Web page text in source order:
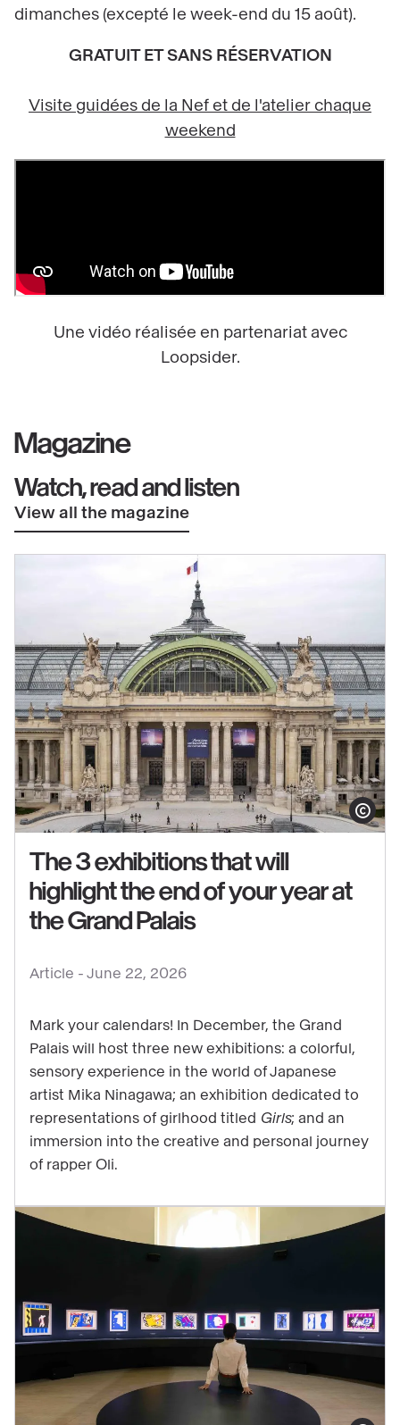
dimanches (excepté le week-end du 15 août).
GRATUIT ET SANS RÉSERVATION
Visite guidées de la Nef et de l'atelier chaque
weekend
Une vidéo réalisée en partenariat avec
Loopsider.
Magazine
Watch, read and listen
View all the magazine
See
content
The
exhibitions
that
the
end
your
Grand
Palais
Show
Article - June 22, 2026
The 3 exhibitions that will
highlight the end of your year at
the Grand Palais
Mark your calendars! In December, the Grand
Palais will host three new exhibitions: a colorful,
sensory experience in the world of Japanese
artist Mika Ninagawa; an exhibition dedicated to
representations of girlhood titled Girls; and an
immersion into the creative and personal journey
of rapper Oli.